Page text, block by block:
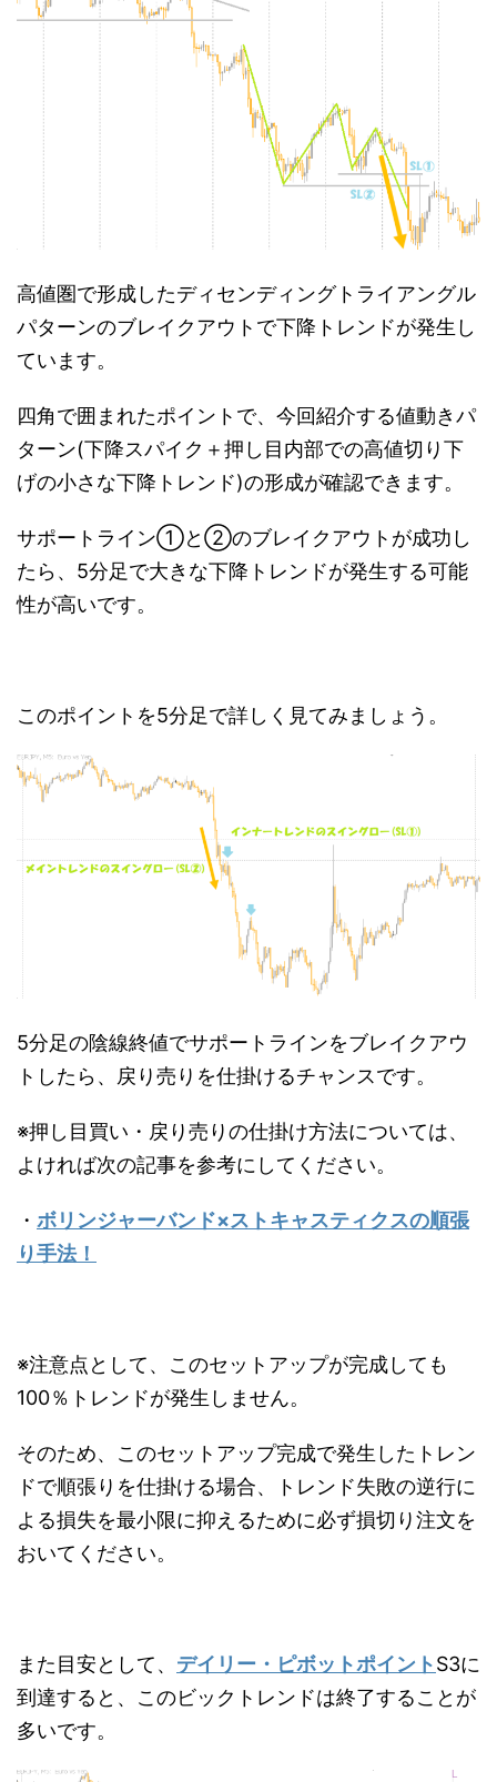
高値圏で形成したディセンディングトライアングル
パターンのブレイクアウトで下降トレンドが発生し
ています。
四角で囲まれたポイントで、今回紹介する値動きパ
ターン(下降スパイク＋押し目内部での高値切り下
げの小さな下降トレンド)の形成が確認できます。
サポートライン①と②のブレイクアウトが成功し
たら、5分足で大きな下降トレンドが発生する可能
性が高いです。
このポイントを5分足で詳しく見てみましょう。
5分足の陰線終値でサポートラインをブレイクアウ
トしたら、戻り売りを仕掛けるチャンスです。
※押し目買い・戻り売りの仕掛け方法については、
よければ次の記事を参考にしてください。
・ ボリンジャーバンド×ストキャスティクスの順張
り手法！
※注意点として、このセットアップが完成しても
100％トレンドが発生しません。
そのため、このセットアップ完成で発生したトレン
ドで順張りを仕掛ける場合、トレンド失敗の逆行に
よる損失を最小限に抑えるために必ず損切り注文を
おいてください。
また目安として、 デイリー・ピボットポイントS3に
到達すると、このビックトレンドは終了することが
多いです。